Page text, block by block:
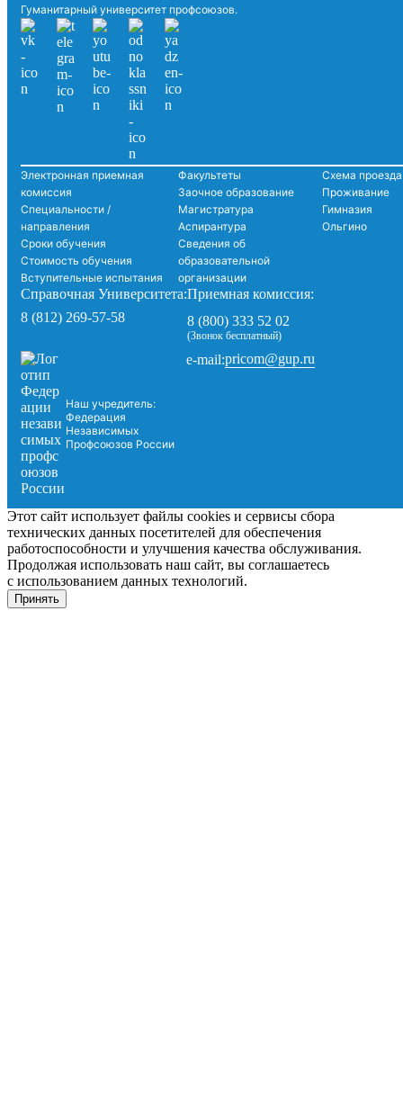
Гуманитарный университет профсоюзов.
Электронная приемная
комиссия
Специальности /
направления
Сроки обучения
Стоимость обучения
Вступительные испытания
Факультеты
Заочное образование
Магистратура
Аспирантура
Сведения об
образовательной
организации
Схема проезда
Проживание
Гимназия
Ольгино
Справочная Университета:
8 (812) 269-57-58
Приемная комиссия:
8 (800) 333 52 02
(Звонок бесплатный)
Наш учредитель:
Федерация
Независимых
Профсоюзов России
e-mail:pricom@gup.ru
Этот сайт использует файлы cookies и сервисы сбора
технических данных посетителей для обеспечения
работоспособности и улучшения качества обслуживания.
Продолжая использовать наш сайт, вы соглашаетесь
с использованием данных технологий.
Принять